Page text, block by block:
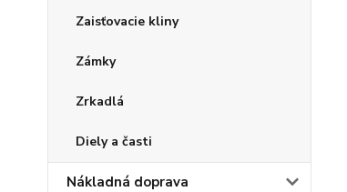
Zaisťovacie kliny
Zámky
Zrkadlá
Diely a časti
Nákladná doprava